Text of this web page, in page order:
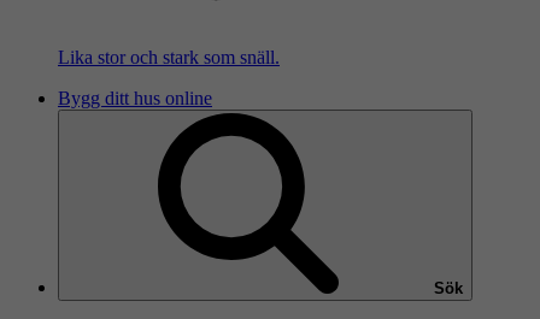
Lika stor och stark som snäll.
Bygg ditt hus online
Sök